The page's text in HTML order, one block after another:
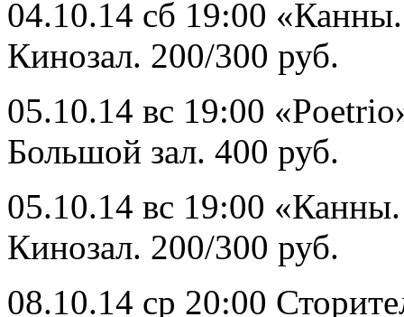
04.10.14 сб 19:00
Кинозал. 200/300 руб.
05.10.14 вс 19:00
Большой зал. 400 руб.
05.10.14 вс 19:00
Кинозал. 200/300 руб.
08.10.14 ср 20:00